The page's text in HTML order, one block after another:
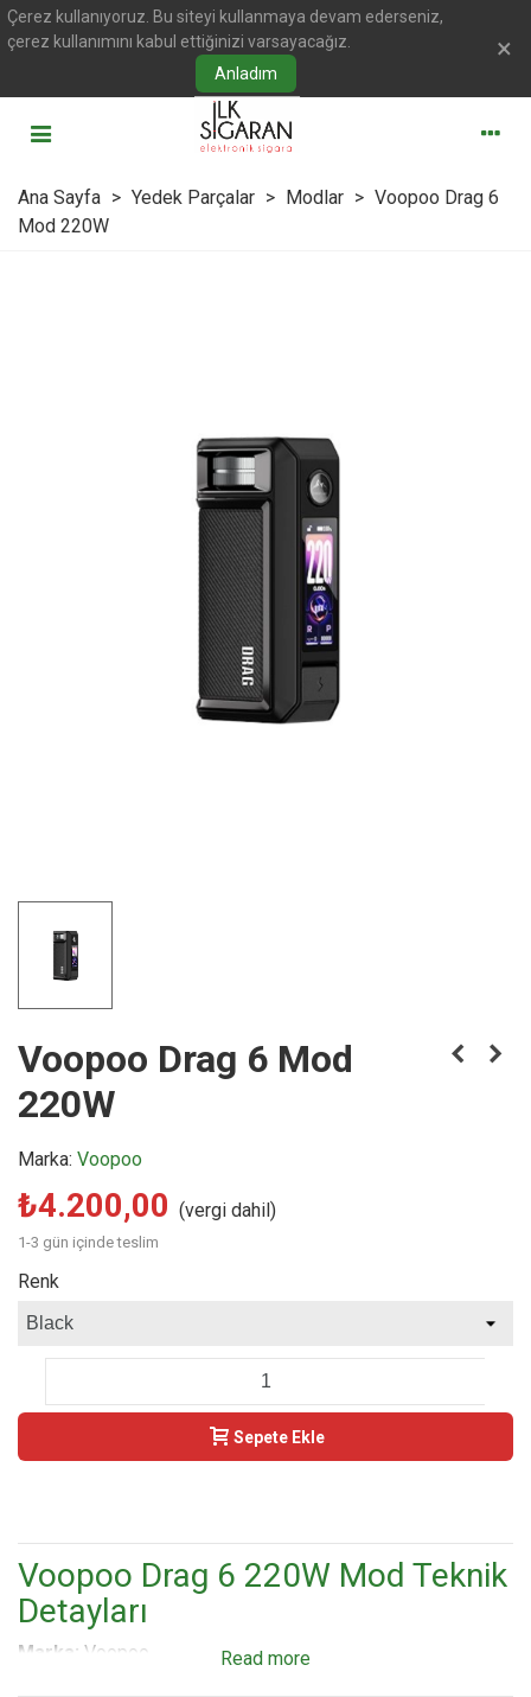
Çerez kullanıyoruz. Bu siteyi kullanmaya devam ederseniz,
çerez kullanımını kabul ettiğinizi varsayacağız.
Anladım
×
Ana Sayfa > Yedek Parçalar > Modlar > Voopoo Drag 6
Mod 220W
Voopoo Drag 6 Mod
220W
Marka: Voopoo
₺4.200,00 (vergi dahil)
1-3 gün içinde teslim
Renk
Sepete Ekle
Voopoo Drag 6 220W Mod Teknik
Detayları
Marka: Voopoo
Read more